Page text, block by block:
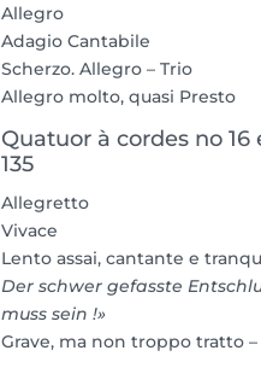
Allegro
Adagio Cantabile
Scherzo. Allegro – Trio
Allegro molto, quasi Presto
Quatuor à cordes no
135
Allegretto
Vivace
Lento assai, cantante e
Der schwer gefasste
muss sein !»
Grave, ma non troppo tratto